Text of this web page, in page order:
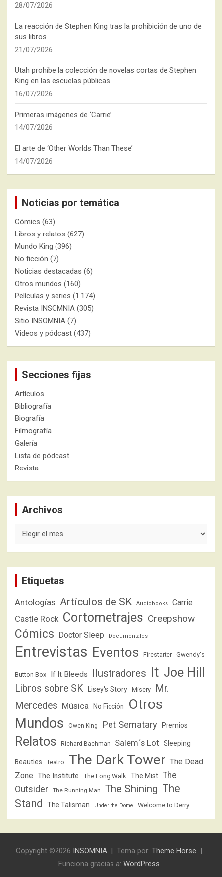
28/07/2026
La reacción de Stephen King tras la prohibición de uno de
sus libros
21/07/2026
Utah prohíbe la colección de novelas cortas de Stephen
King en las escuelas públicas
16/07/2026
Primeras imágenes de ‘Carrie’
14/07/2026
El arte de ‘Other Worlds Than These’
14/07/2026
Noticias por temática
Cómics (63)
Libros y relatos (627)
Mundo King (396)
No ficción (7)
Noticias destacadas (6)
Otros mundos (160)
Películas y series (1.174)
Revista INSOMNIA (305)
Sitio INSOMNIA (7)
Videos y pódcast (437)
Secciones fijas
Artículos
Bibliografía
Biografía
Filmografía
Galería
Lista de pódcast
Revista
Archivos
Etiquetas
Antologías Artículos de SK Audiobooks Carrie
Castle Rock Cortometrajes Creepshow
Cómics Doctor Sleep Documentales
Entrevistas Eventos Firestarter Gwendy's
Button Box If It Bleeds Ilustradores It Joe Hill
Libros sobre SK Lisey's Story Misery
Mr.
Mercedes Música No Ficción
Otros
Mundos
Owen King Pet Sematary Premios
Relatos Richard Bachman Salem´s Lot Sleeping
Beauties Teatro The Dark Tower The Dead
Zone The Institute The Long Walk The Mist The
Outsider
The Running Man The Shining The
Stand
The Talisman Under the Dome Welcome to Derry
Copyright ©2026 INSOMNIA Tema por: Theme Horse
Funciona gracias a: WordPress